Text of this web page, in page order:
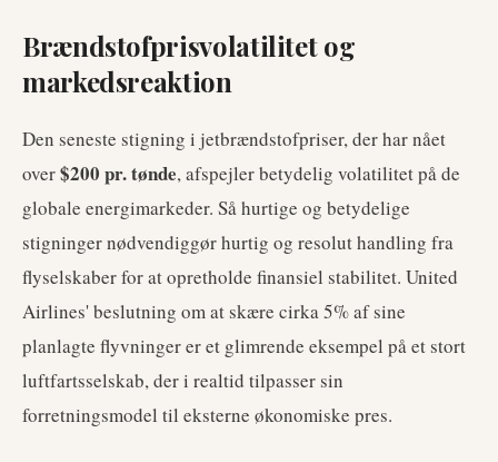
Brændstofprisvolatilitet og
markedsreaktion
Den seneste stigning i jetbrændstofpriser, der har nået
over$200 pr. tønde, afspejler betydelig volatilitet på de
globale energimarkeder. Så hurtige og betydelige
stigninger nødvendiggør hurtig og resolut handling fra
flyselskaber for at opretholde finansiel stabilitet. United
Airlines' beslutning om at skære cirka 5% af sine
planlagte flyvninger er et glimrende eksempel på et stort
luftfartsselskab, der i realtid tilpasser sin
forretningsmodel til eksterne økonomiske pres.